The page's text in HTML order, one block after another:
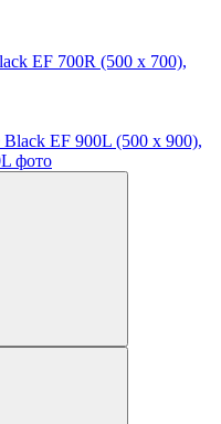
EF 700R (500 х 700),